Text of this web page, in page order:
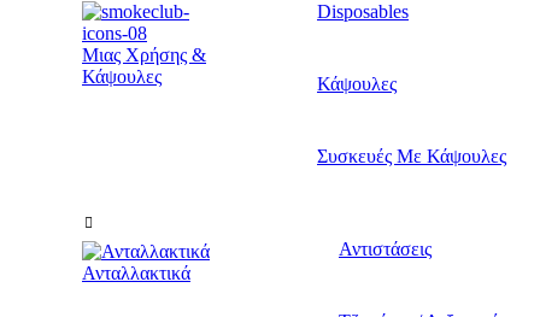
Μιας Χρήσης &
Κάψουλες
Disposables
Κάψουλες
Συσκευές Με Κάψουλες
Ανταλλακτικά
Αντιστάσεις